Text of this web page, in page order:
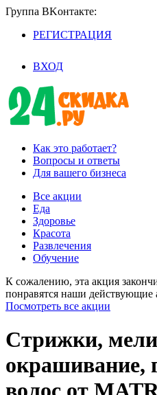
Группа BKoнтaктe:
РЕГИСТРАЦИЯ
ВХОД
Как это работает?
Вопросы и ответы
Для вашего бизнеса
Все акции
Еда
Здоровье
Красота
Развлечения
Обучение
К сожалению, эта акция
понравятся наши действующие
Посмотреть все акции
Стрижки,
окрашивание,